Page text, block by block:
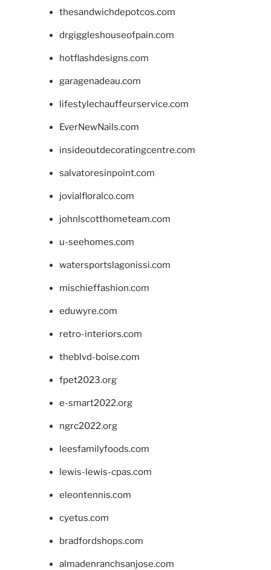
thesandwichdepotcos.com
drgiggleshouseofpain.com
hotflashdesigns.com
garagenadeau.com
lifestylechauffeurservice.com
EverNewNails.com
insideoutdecoratingcentre.com
salvatoresinpoint.com
jovialfloralco.com
johnlscotthometeam.com
u-seehomes.com
watersportslagonissi.com
mischieffashion.com
eduwyre.com
retro-interiors.com
theblvd-boise.com
fpet2023.org
e-smart2022.org
ngrc2022.org
leesfamilyfoods.com
lewis-lewis-cpas.com
eleontennis.com
cyetus.com
bradfordshops.com
almadenranchsanjose.com